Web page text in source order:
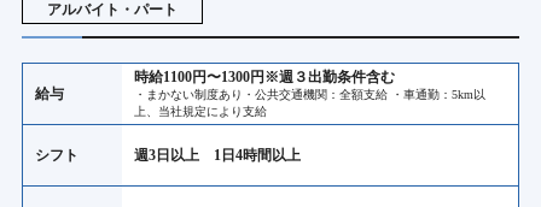
アルバイト・パート
給与
時給1100円〜1300円※週３出勤条件含む
・まかない制度あり・公共交通機関：全額支給 ・車通勤：5km以
上、当社規定により支給
シフト 週3日以上 1日4時間以上